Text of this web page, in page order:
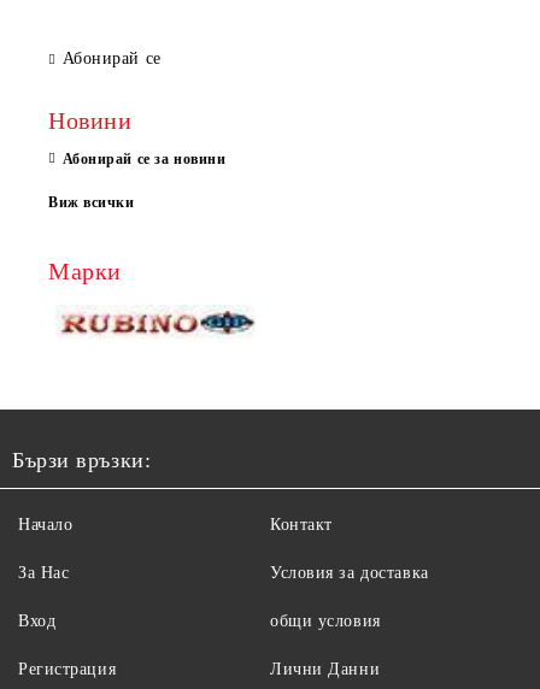
Абонирай се
Новини
Абонирай се за новини
Виж всички
Марки
Бързи връзки:
Начало
За Нас
Вход
Регистрация
Контакт
Условия за доставка
общи условия
Лични Данни